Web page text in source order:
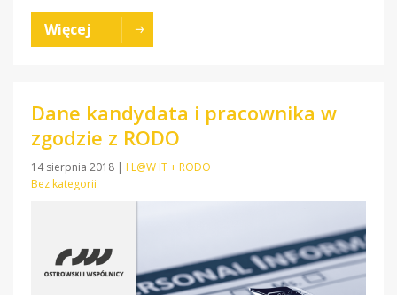
Więcej
Dane kandydata i pracownika w
zgodzie z RODO
14 sierpnia 2018 | I L@W IT + RODO
Bez kategorii